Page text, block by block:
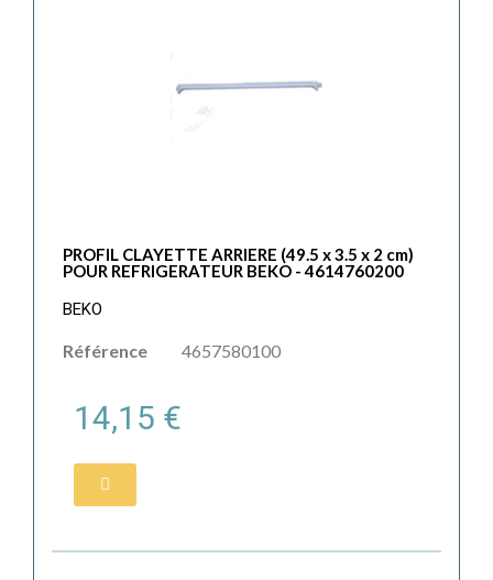
PROFIL CLAYETTE ARRIERE (49.5 x 3.5 x 2 cm)
POUR REFRIGERATEUR BEKO - 4614760200
BEKO
Référence 4657580100
14,15 €